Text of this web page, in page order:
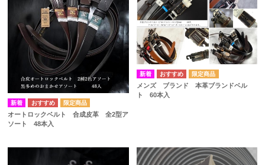
オートロックベルト 合成皮革 全2型ア
ソート 48本入
メンズ ブランド 本革ブランドベル
ト 60本入